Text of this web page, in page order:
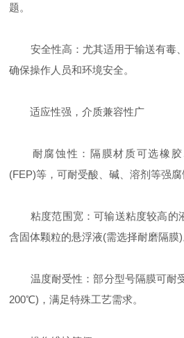
题。
安全性高：尤其适用于输送有毒、
确保操作人员和环境安全。
适应性强，介质兼容性广
耐腐蚀性：隔膜材质可选橡胶
(FEP)等，可耐受酸、碱、溶剂等强腐
粘度范围宽：可输送粘度较高的
含固体颗粒的悬浮液(需选择耐磨隔膜)
温度耐受性：部分型号隔膜可耐
200℃)，满足特殊工艺需求。